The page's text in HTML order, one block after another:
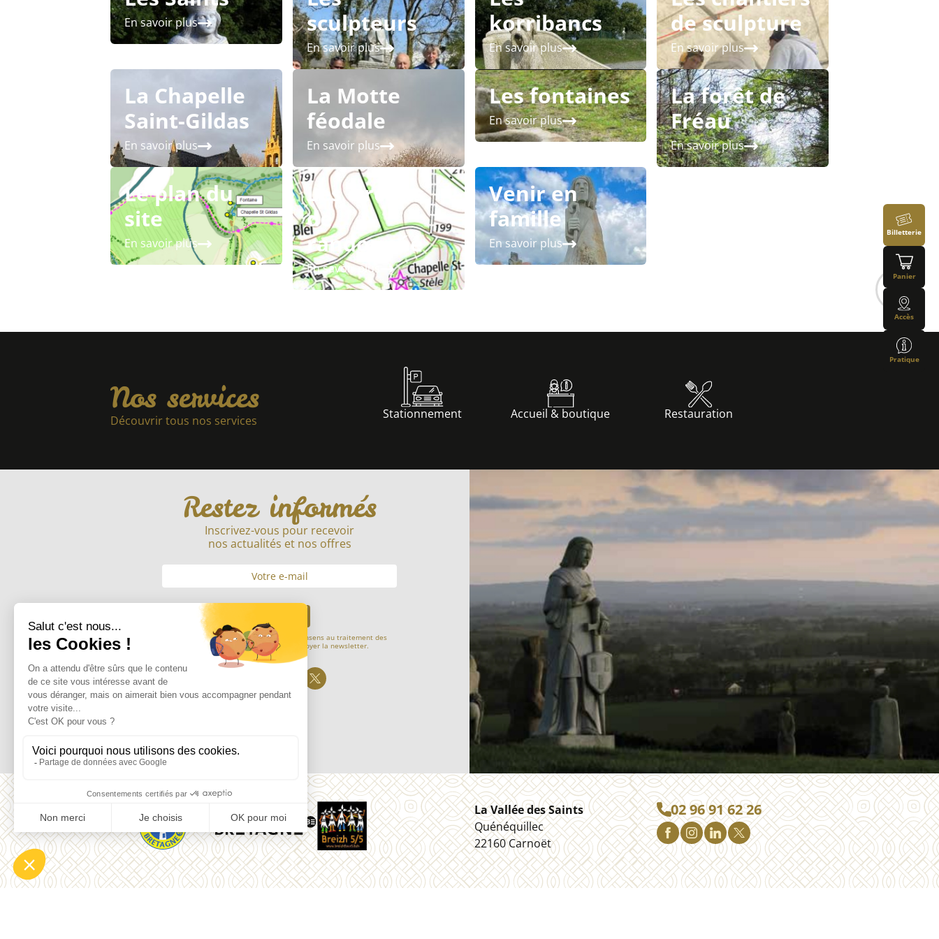
En savoir plus
sculpteurs
En savoir plus
korribancs
En savoir plus
de sculpture
En savoir plus
La Chapelle
Saint-Gildas
En savoir plus
La Motte
féodale
En savoir plus
Les fontaines
En savoir plus
La forêt de
Fréau
En savoir plus
Le plan du
site
En savoir plus
Les circuits
de
randonnée
En savoir plus
Venir en
famille
En savoir plus
Billetterie
Panier
Accès
Pratique
Nos services
Découvrir tous nos services Stationnement Accueil & boutique Restauration
Restez informés
Inscrivez-vous pour recevoir
nos actualités et nos offres
En soumettant mon adresse mail, je consens au traitement des
informations saisies afin de m’envoyer la newsletter.
La Vallée des Saints
Quénéquillec
22160 Carnoët
02 96 91 62 26